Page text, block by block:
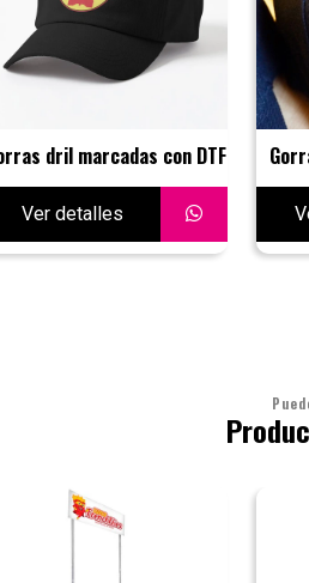
dril marcadas con DTF
Ver detalles